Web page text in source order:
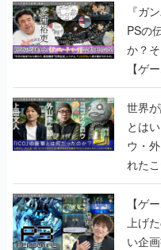
『ガ
PSの
か？
【ゲ
世界
とは
ウ・
れた
画書】
【ゲ
上げ
い企